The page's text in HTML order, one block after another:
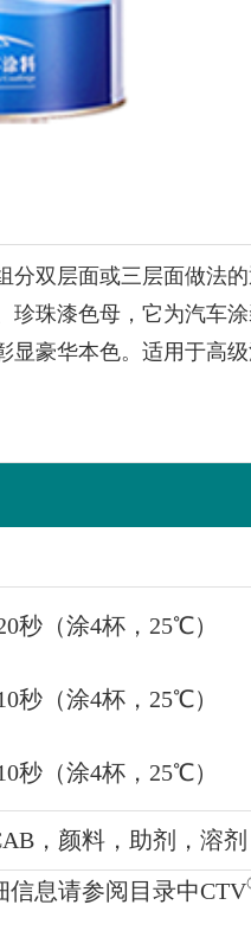
分双层面或三层面做法
珍珠漆色母，它为汽车
显豪华本色。适用于高
秒（涂4杯，25℃）
秒（涂4杯，25℃）
秒（涂4杯，25℃）
，颜料，助剂，溶剂
信息请参阅目录中CTV